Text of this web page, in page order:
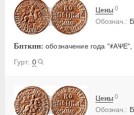
Биткин: обозначение года
0
Цены 0
Цены 0